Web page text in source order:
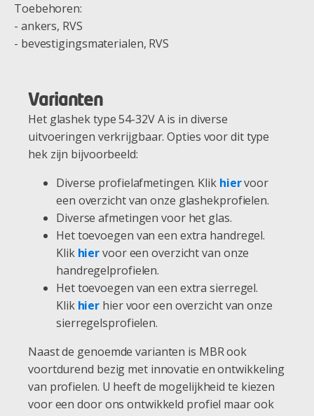
Toebehoren:
- ankers, RVS
- bevestigingsmaterialen, RVS
Varianten
Het glashek type 54-32V A is in diverse
uitvoeringen verkrijgbaar. Opties voor dit type
hek zijn bijvoorbeeld:
Diverse profielafmetingen. Klik hiervoor
een overzicht van onze glashekprofielen.
Diverse afmetingen voor het glas.
Het toevoegen van een extra handregel.
Klik hiervoor een overzicht van onze
handregelprofielen.
Het toevoegen van een extra sierregel.
Klik hier hier voor een overzicht van onze
sierregelsprofielen.
Naast de genoemde varianten is MBR ook
voortdurend bezig met innovatie en ontwikkeling
van profielen. U heeft de mogelijkheid te kiezen
voor een door ons ontwikkeld profiel maar ook